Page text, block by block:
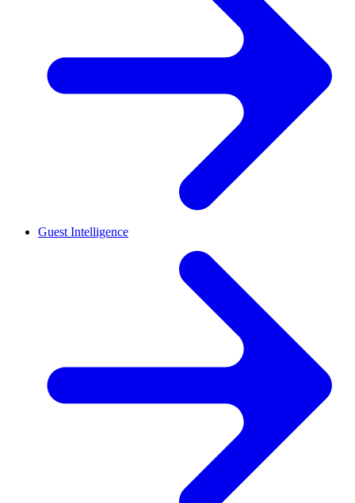
Guest Intelligence